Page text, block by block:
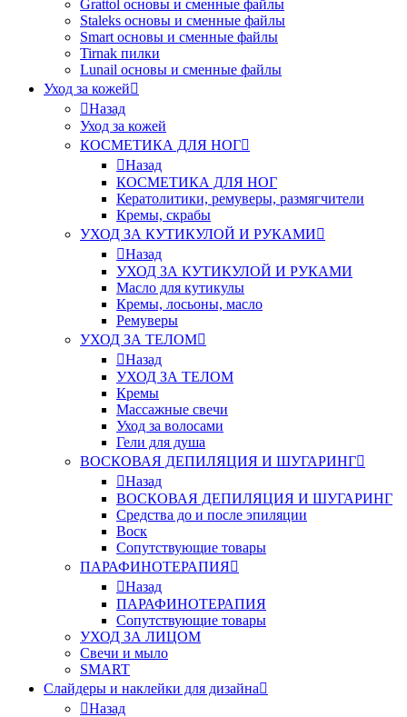
Grattol основы и сменные файлы
Staleks основы и сменные файлы
Smart основы и сменные файлы
Tirnak пилки
Lunail основы и сменные файлы
Уход за кожей
Назад
Уход за кожей
КОСМЕТИКА ДЛЯ НОГ
Назад
КОСМЕТИКА ДЛЯ НОГ
Кератолитики, ремуверы, размягчители
Кремы, скрабы
УХОД ЗА КУТИКУЛОЙ И РУКАМИ
Назад
УХОД ЗА КУТИКУЛОЙ И РУКАМИ
Масло для кутикулы
Кремы, лосьоны, масло
Ремуверы
УХОД ЗА ТЕЛОМ
Назад
УХОД ЗА ТЕЛОМ
Кремы
Массажные свечи
Уход за волосами
Гели для душа
ВОСКОВАЯ ДЕПИЛЯЦИЯ И ШУГАРИНГ
Назад
ВОСКОВАЯ ДЕПИЛЯЦИЯ И ШУГАРИНГ
Средства до и после эпиляции
Воск
Сопутствующие товары
ПАРАФИНОТЕРАПИЯ
Назад
ПАРАФИНОТЕРАПИЯ
Сопутствующие товары
УХОД ЗА ЛИЦОМ
Свечи и мыло
SMART
Слайдеры и наклейки для дизайна
Назад